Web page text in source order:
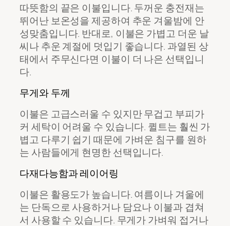
따뜻함의 끝은 이불입니다. 두꺼운 충전재는
뛰어난 보온성을 제공하여 추운 겨울밤에 안
성맞춤입니다. 반대로, 이불은 가볍고 더운 날
씨나 추운 계절에 덧입기 좋습니다. 과열된 상
태에서 주무신다면 이불이 더 나은 선택입니
다.
무게와 두께
이불은 고급스러울 수 있지만 무겁고 부피가
커 세탁이 어려울 수 있습니다. 퀼트는 훨씬 가
볍고 다루기 쉽기 때문에 가벼운 침구를 원하
는 사람들에게 현명한 선택입니다.
다재다능함과 레이어링
이불은 활용도가 높습니다. 여름이나 겨울에
는 단독으로 사용하거나 담요나 이불과 겹쳐
서 사용할 수 있습니다. 무게가 가벼워 접거나